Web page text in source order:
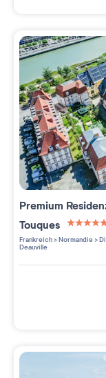
Premium
Touques
5
Frankreich>Normandie>
Deauville